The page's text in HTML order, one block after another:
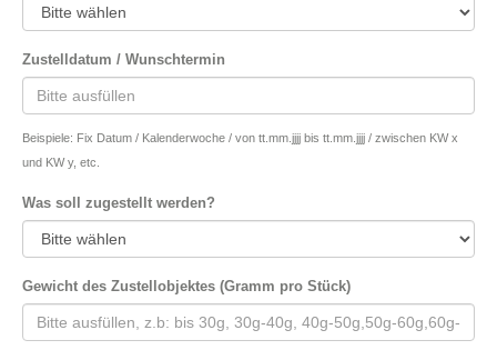
Zustelldatum / Wunschtermin
Beispiele: Fix Datum / Kalenderwoche / von tt.mm.jjjj bis tt.mm.jjjj / zwischen KW x
und KW y, etc.
Was soll zugestellt werden?
Gewicht des Zustellobjektes (Gramm pro Stück)